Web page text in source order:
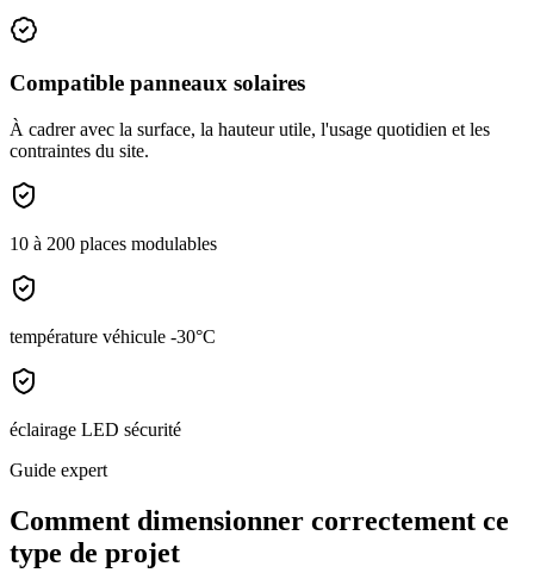
Compatible panneaux solaires
À cadrer avec la surface, la hauteur utile, l'usage quotidien et les
contraintes du site.
10 à 200 places modulables
température véhicule -30°C
éclairage LED sécurité
Guide expert
Comment dimensionner correctement ce
type de projet